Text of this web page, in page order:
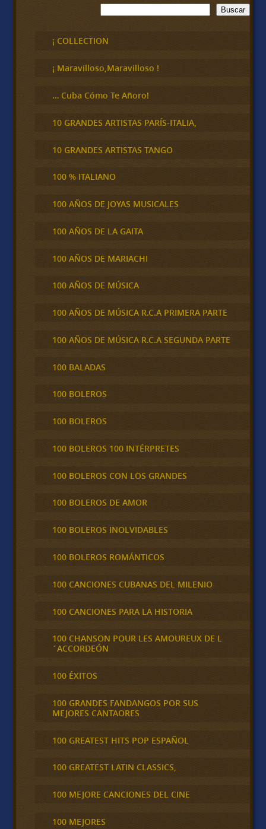
B
u
c
a
Buscar
¡ COLLECTION
¡ Maravilloso,Maravilloso !
… Cuba Cómo Te Añoro!
10 GRANDES ARTISTAS PARÍS-ITALIA,
10 GRANDES ARTISTAS TANGO
100 % ITALIANO
100 AÑOS DE JOYAS MUSICALES
100 AÑOS DE LA GAITA
100 AÑOS DE MARIACHI
100 AÑOS DE MÚSICA
100 AÑOS DE MÚSICA R.C.A PRIMERA PARTE
100 AÑOS DE MÚSICA R.C.A SEGUNDA PARTE
100 BALADAS
100 BOLEROS
100 BOLEROS
100 BOLEROS 100 INTÉRPRETES
100 BOLEROS CON LOS GRANDES
100 BOLEROS DE AMOR
100 BOLEROS INOLVIDABLES
100 BOLEROS ROMÁNTICOS
100 CANCIONES CUBANAS DEL MILENIO
100 CANCIONES PARA LA HISTORIA
100 CHANSON POUR LES AMOUREUX DE L
´ACCORDEÓN
100 ÉXITOS
100 GRANDES FANDANGOS POR SUS
MEJORES CANTAORES
100 GREATEST HITS POP ESPAÑOL
100 GREATEST LATIN CLASSICS,
100 MEJORE CANCIONES DEL CINE
100 MEJORES